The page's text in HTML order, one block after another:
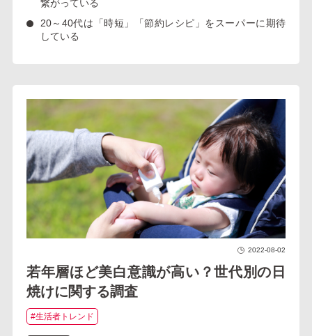
繋がっている
20～40代は「時短」「節約レシピ」をスーパーに期待
している
2022-08-02
若年層ほど美白意識が高い？世代別の日
焼けに関する調査
#生活者トレンド